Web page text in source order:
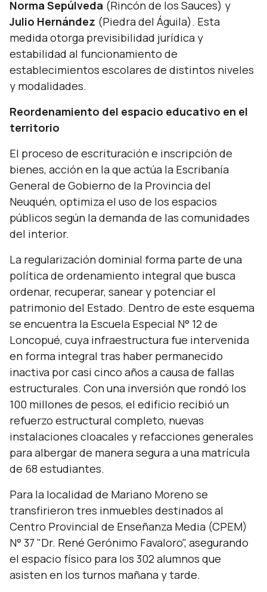
Norma Sepúlveda (Rincón de los Sauces) y
Julio Hernández (Piedra del Águila). Esta
medida otorga previsibilidad jurídica y
estabilidad al funcionamiento de
establecimientos escolares de distintos niveles
y modalidades.
Reordenamiento del espacio educativo en el
territorio
El proceso de escrituración e inscripción de
bienes, acción en la que actúa la Escribanía
General de Gobierno de la Provincia del
Neuquén, optimiza el uso de los espacios
públicos según la demanda de las comunidades
del interior.
La regularización dominial forma parte de una
política de ordenamiento integral que busca
ordenar, recuperar, sanear y potenciar el
patrimonio del Estado. Dentro de este esquema
se encuentra la Escuela Especial N° 12 de
Loncopué, cuya infraestructura fue intervenida
en forma integral tras haber permanecido
inactiva por casi cinco años a causa de fallas
estructurales. Con una inversión que rondó los
100 millones de pesos, el edificio recibió un
refuerzo estructural completo, nuevas
instalaciones cloacales y refacciones generales
para albergar de manera segura a una matrícula
de 68 estudiantes.
Para la localidad de Mariano Moreno se
transfirieron tres inmuebles destinados al
Centro Provincial de Enseñanza Media (CPEM)
N° 37 "Dr. René Gerónimo Favaloro", asegurando
el espacio físico para los 302 alumnos que
asisten en los turnos mañana y tarde.